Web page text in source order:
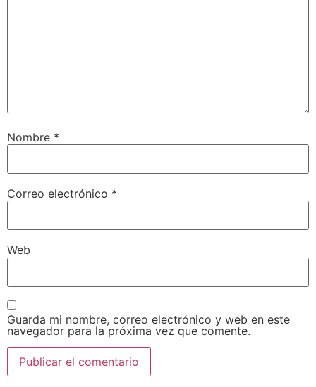
Nombre *
Correo electrónico *
Web
Guarda mi nombre, correo electrónico y web en este
navegador para la próxima vez que comente.